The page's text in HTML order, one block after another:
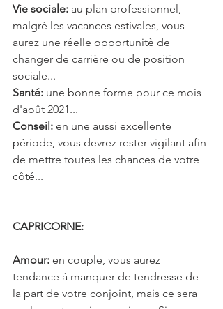
Vie sociale: au plan professionnel,
malgré les vacances estivales, vous
aurez une réelle opportunitè de
changer de carrière ou de position
sociale...
Santé: une bonne forme pour ce mois
d'août 2021...
Conseil: en une aussi excellente
période, vous devrez rester vigilant afin
de mettre toutes les chances de votre
côté...
CAPRICORNE:
Amour: en couple, vous aurez
tendance à manquer de tendresse de
la part de votre conjoint, mais ce sera